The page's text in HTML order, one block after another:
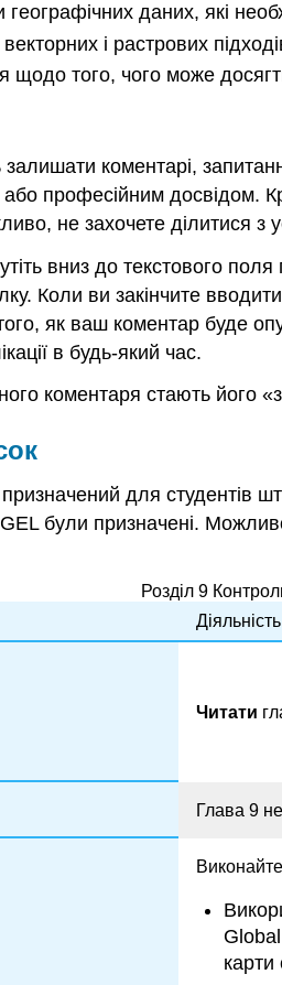
географічних даних, які
і растрових
щодо того, чого може
коментарі,
професійним досвідом.
не захочете ділитися з
вниз до текстового поля
Коли ви закінчите
як ваш коментар буде
в будь-який час.
коментаря стають його
для студентів
були призначені.
Розділ 9
Діяльність
Читати
Глава 9
Виконайте
карти